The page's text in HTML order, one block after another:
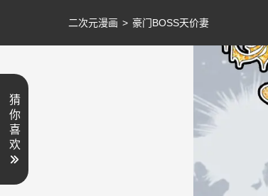
二次元漫画 > 豪门BOSS天价妻
猜
你
喜
欢